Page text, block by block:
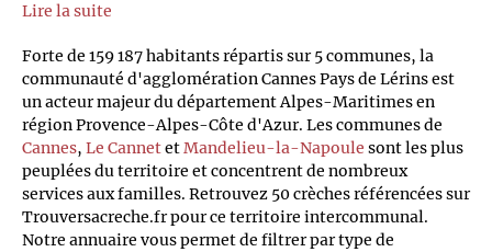
Lire la suite
Forte de 159 187 habitants répartis sur 5 communes, la
communauté d'agglomération Cannes Pays de Lérins est
un acteur majeur du département Alpes-Maritimes en
région Provence-Alpes-Côte d'Azur. Les communes de
Cannes, Le CannetetMandelieu-la-Napoule sont les plus
peuplées du territoire et concentrent de nombreux
services aux familles. Retrouvez 50 crèches référencées sur
Trouversacreche.fr pour ce territoire intercommunal.
Notre annuaire vous permet de filtrer par type de